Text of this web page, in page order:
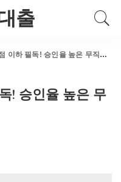
출
필독! 승인율 높은 무직자대출 BEST 12
! 승인율 높은 무